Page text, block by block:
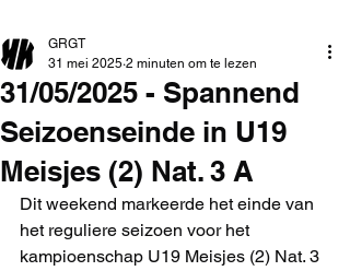
31/05/2025 - Spannend
Seizoenseinde in U19
Meisjes (2) Nat. 3 A
GRGT
31 mei 2025 2 minuten om te lezen
Dit weekend markeerde het einde van
het reguliere seizoen voor het
kampioenschap U19 Meisjes (2) Nat. 3